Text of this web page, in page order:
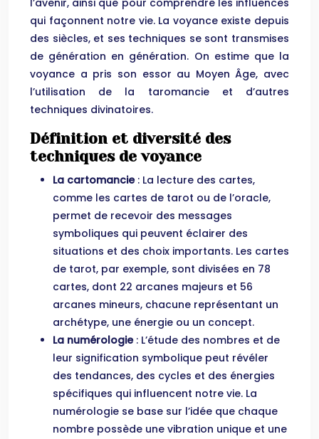
l’avenir, ainsi que pour comprendre les influences
qui façonnent notre vie. La voyance existe depuis
des siècles, et ses techniques se sont transmises
de génération en génération. On estime que la
voyance a pris son essor au Moyen Âge, avec
l’utilisation de la taromancie et d’autres
techniques divinatoires.
Définition et diversité des
techniques de voyance
La cartomancie : La lecture des cartes,
comme les cartes de tarot ou de l’oracle,
permet de recevoir des messages
symboliques qui peuvent éclairer des
situations et des choix importants. Les cartes
de tarot, par exemple, sont divisées en 78
cartes, dont 22 arcanes majeurs et 56
arcanes mineurs, chacune représentant un
archétype, une énergie ou un concept.
La numérologie : L’étude des nombres et de
leur signification symbolique peut révéler
des tendances, des cycles et des énergies
spécifiques qui influencent notre vie. La
numérologie se base sur l’idée que chaque
nombre possède une vibration unique et une